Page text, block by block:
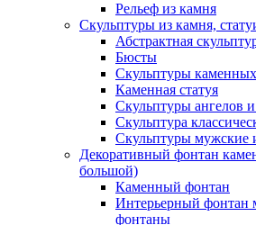
Рельеф из камня
Скульптуры из камня,
Абстрактная
Бюсты
Скульптуры
Каменная статуя
Скульптуры ангелов и
Скульптура
Скульптуры мужские
Декоративный фонтан
большой)
Каменный фонтан
Интерьерный фонтан
фонтаны